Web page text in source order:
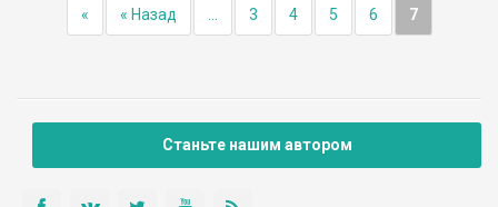
Немного об усадьбе графов Закревских. Этой землей
« « Назад ... 3 4 5 6 7
Станьте нашим автором